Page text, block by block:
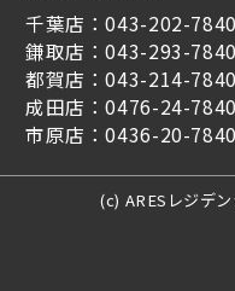
千葉店：043-202-7840
鎌取店：043-293-7840
都賀店：043-214-7840
成田店：0476-24-7840
市原店：0436-20-7840
(c) ARESレジデ